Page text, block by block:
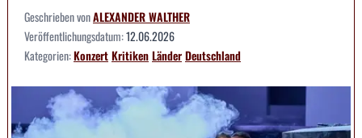
Geschrieben vonALEXANDER WALTHER
Veröffentlichungsdatum:12.06.2026
Kategorien:KonzertKritikenLänderDeutschland